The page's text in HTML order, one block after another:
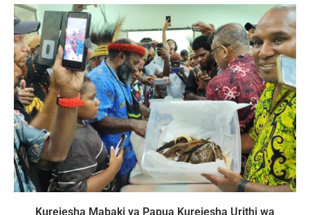
Kurejesha Mabaki ya Papua Kurejesha Urithi wa